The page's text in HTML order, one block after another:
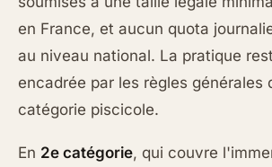
en France, et aucun quota
au niveau national. La pratique
encadrée par les règles générales
catégorie piscicole.
En 2e catégorie, qui couvre